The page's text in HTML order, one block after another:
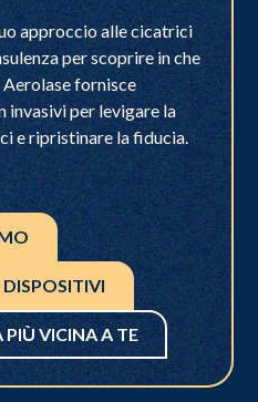
approccio alle cicatrici
per scoprire in che
fornisce
per levigare la
e ripristinare la fiducia.
DISPOSITIVI
VICINA A TE